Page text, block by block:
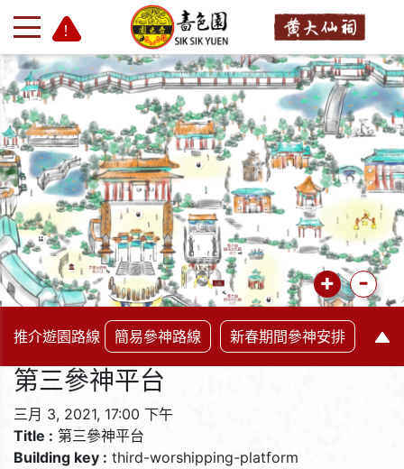
+ -
推介遊園路線 簡易參神路線 新春期間參神安排
第三參神平台
三月 3, 2021, 17:00 下午
Title : 第三參神平台
Building key : third-worshipping-platform